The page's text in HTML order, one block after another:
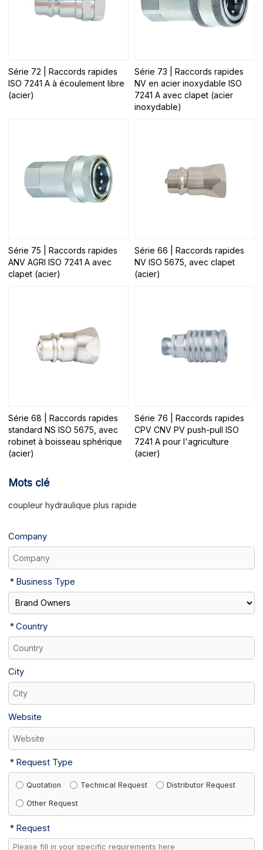
Série 72 | Raccords rapides
ISO 7241 A à écoulement libre
(acier)
Série 73 | Raccords rapides
NV en acier inoxydable ISO
7241 A avec clapet (acier
inoxydable)
Série 75 | Raccords rapides
ANV AGRI ISO 7241 A avec
clapet (acier)
Série 66 | Raccords rapides
NV ISO 5675, avec clapet
(acier)
Série 68 | Raccords rapides
standard NS ISO 5675, avec
robinet à boisseau sphérique
(acier)
Série 76 | Raccords rapides
CPV CNV PV push-pull ISO
7241 A pour l'agriculture
(acier)
Mots clé
coupleur hydraulique plus rapide
Company
Business Type
Country
City
Website
Request Type
Quotation Technical Request Distributor Request
Other Request
Request